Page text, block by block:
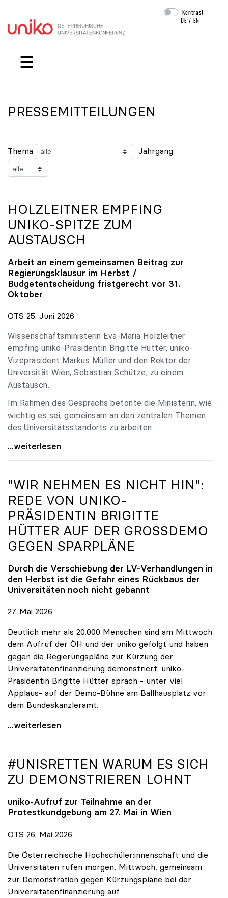
Navigation überspringen
Kontrast
DE /EN
☰
PRESSEMITTEILUNGEN
Thema Jahrgang:
HOLZLEITNER EMPFING
UNIKO-SPITZE ZUM
AUSTAUSCH
Arbeit an einem gemeinsamen Beitrag zur
Regierungsklausur im Herbst /
Budgetentscheidung fristgerecht vor 31.
Oktober
OTS 25. Juni 2026
Wissenschaftsministerin Eva-Maria Holzleitner
empfing uniko-Präsidentin Brigitte Hütter, uniko-
Vizepräsident Markus Müller und den Rektor der
Universität Wien, Sebastian Schütze, zu einem
Austausch.
Im Rahmen des Gesprächs betonte die Ministerin, wie
wichtig es sei, gemeinsam an den zentralen Themen
des Universitätsstandorts zu arbeiten.
Holzleitner empfing uniko-Spitze zum Austausch
...weiterlesen
"WIR NEHMEN ES NICHT HIN":
REDE VON UNIKO-
PRÄSIDENTIN BRIGITTE
HÜTTER AUF DER GROSSDEMO G
EGEN SPARPLÄNE
Durch die Verschiebung der LV-Verhandlungen in
den Herbst ist die Gefahr eines Rückbaus der
Universitäten noch nicht gebannt
27. Mai 2026
Deutlich mehr als 20.000 Menschen sind am Mittwoch
dem Aufruf der ÖH und der uniko gefolgt und haben
gegen die Regierungspläne zur Kürzung der
Universitätenfinanzierung demonstriert. uniko-
Präsidentin Brigitte Hütter sprach - unter viel
Applaus- auf der Demo-Bühne am Ballhausplatz vor
dem Bundeskanzleramt.
\"Wir nehmen es nicht hin\": Rede von
...weiterlesen
#UNISRETTEN WARUM ES SICH
ZU DEMONSTRIEREN LOHNT
uniko-Aufruf zur Teilnahme an der
Protestkundgebung am 27. Mai in Wien
OTS 26. Mai 2026
Die Österreichische Hochschüler:innenschaft und die
Universitäten rufen morgen, Mittwoch, gemeinsam
zur Demonstration gegen Kürzungspläne bei der
Universitätenfinanzierung auf.